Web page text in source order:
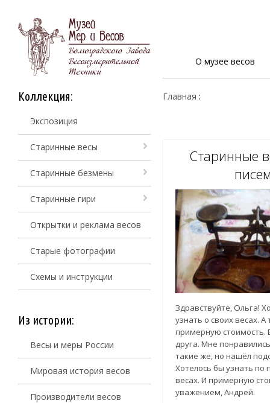
О музее весов
Коллекция:
Экспозиция
Старинные весы
Старинные безмены
Старинные гири
Открытки и реклама весов
Старые фотографии
Схемы и инструкции
Из истории:
Весы и меры России
Мировая история весов
Производители весов
Главная :
Старинные
Здравствуйте, Ольга!
узнать о своих весах. А
примерную стоимость.
друга. Мне
такие же, но нашёл
Хотелось бы узнать по
весах. И примерную
уважением, Андрей.